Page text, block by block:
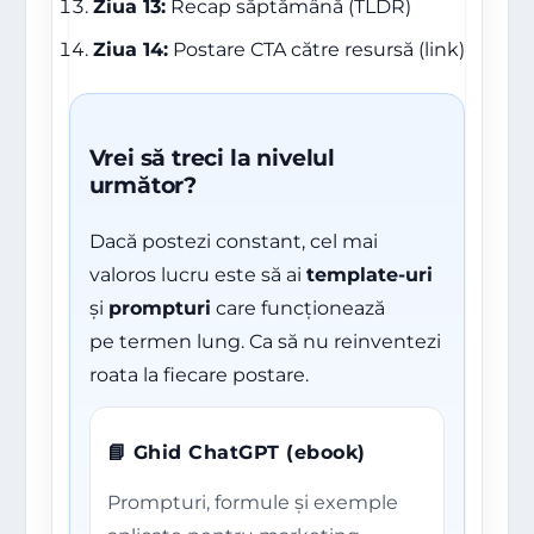
Ziua 13:Recap săptămână (TLDR)
Ziua 14:Postare CTA către resursă (link)
Vrei să treci la nivelul
următor?
Dacă postezi constant, cel mai
valoros lucru este să ai template-uri
și prompturi care funcționează
pe termen lung. Ca să nu reinventezi
roata la fiecare postare.
📘 Ghid ChatGPT (ebook)
Prompturi, formule și exemple